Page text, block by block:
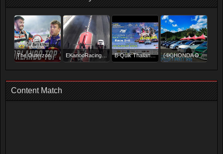
The Outerzone Podcast - Conor Shanahan, James Deane, Branden Sorensen (EP.68) B-Quik Thailand Super Series Event 4 (Race 6): Live 2 [EN] – 25 AUG 24 (4K)HONDA ODYSSEY MEETING in KYOTO JAPAN - 夏オデ収穫祭・カスタムオデッセイ大集結
Content Match